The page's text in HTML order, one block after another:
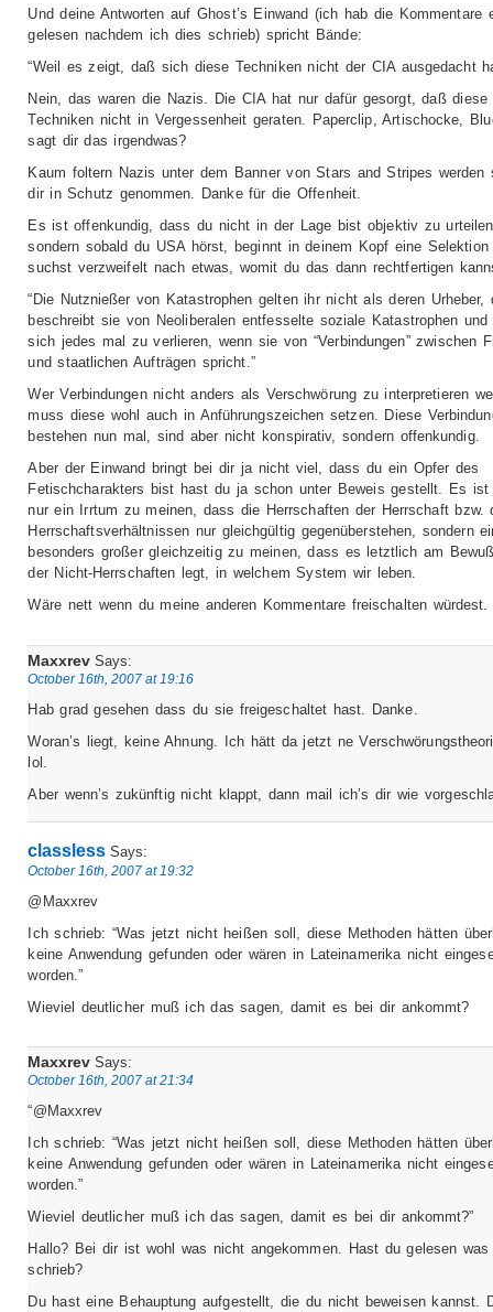
Und deine Antworten auf Ghost’s Einwand (ich hab die Kommentare
gelesen nachdem ich dies schrieb) spricht Bände:
“Weil es zeigt, daß sich diese Techniken nicht der CIA ausgedacht
Nein, das waren die Nazis. Die CIA hat nur dafür gesorgt, daß diese
Techniken nicht in Vergessenheit geraten. Paperclip, Artischocke,
sagt dir das irgendwas?
Kaum foltern Nazis unter dem Banner von Stars and Stripes werden
dir in Schutz genommen. Danke für die Offenheit.
Es ist offenkundig, dass du nicht in der Lage bist objektiv zu
sondern sobald du USA hörst, beginnt in deinem Kopf eine Selektion
suchst verzweifelt nach etwas, womit du das dann rechtfertigen
“Die Nutznießer von Katastrophen gelten ihr nicht als deren Urheber,
beschreibt sie von Neoliberalen entfesselte soziale Katastrophen und
sich jedes mal zu verlieren, wenn sie von “Verbindungen” zwischen
und staatlichen Aufträgen spricht.”
Wer Verbindungen nicht anders als Verschwörung zu interpretieren
muss diese wohl auch in Anführungszeichen setzen. Diese
bestehen nun mal, sind aber nicht konspirativ, sondern offenkundig.
Aber der Einwand bringt bei dir ja nicht viel, dass du ein Opfer des
Fetischcharakters bist hast du ja schon unter Beweis gestellt. Es ist
nur ein Irrtum zu meinen, dass die Herrschaften der Herrschaft bzw.
Herrschaftsverhältnissen nur gleichgültig gegenüberstehen, sondern
besonders großer gleichzeitig zu meinen, dass es letztlich am
der Nicht-Herrschaften legt, in welchem System wir leben.
Wäre nett wenn du meine anderen Kommentare freischalten würdest.
Maxxrev Says:
October 16th, 2007 at 19:16
Hab grad gesehen dass du sie freigeschaltet hast. Danke.
Woran’s liegt, keine Ahnung. Ich hätt da jetzt ne
lol.
Aber wenn’s zukünftig nicht klappt, dann mail ich’s dir wie
classless Says:
October 16th, 2007 at 19:32
@Maxxrev
Ich schrieb: “Was jetzt nicht heißen soll, diese Methoden hätten
keine Anwendung gefunden oder wären in Lateinamerika nicht
worden.”
Wieviel deutlicher muß ich das sagen, damit es bei dir ankommt?
Maxxrev Says:
October 16th, 2007 at 21:34
“@Maxxrev
Ich schrieb: “Was jetzt nicht heißen soll, diese Methoden hätten
keine Anwendung gefunden oder wären in Lateinamerika nicht
worden.”
Wieviel deutlicher muß ich das sagen, damit es bei dir ankommt?”
Hallo? Bei dir ist wohl was nicht angekommen. Hast du gelesen
schrieb?
Du hast eine Behauptung aufgestellt, die du nicht beweisen kannst.